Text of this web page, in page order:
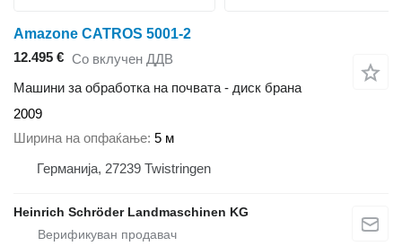
Amazone CATROS 5001-2
12.495 € Со вклучен ДДВ
Машини за обработка на почвата - диск брана
2009
Ширина на опфаќање 5 м
Германија, 27239 Twistringen
Heinrich Schröder Landmaschinen KG